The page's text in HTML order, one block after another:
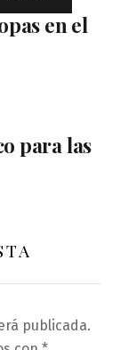
en el
para las
publicada.